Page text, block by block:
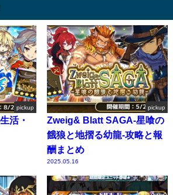
pickup
活・
pickup
Zweig& Blatt SAGA-星喰の
餓狼と地摺る幼龍-攻略と報
酬まとめ
2025.05.16